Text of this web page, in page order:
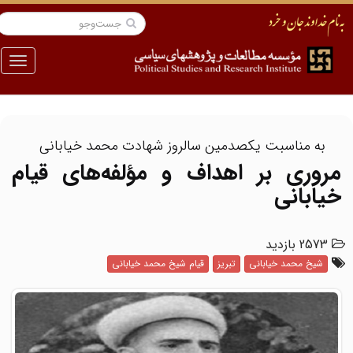
منو
به مناسبت یکصدمین سالروز شهادت محمد خیابانی
مروری بر اهداف و مؤلفه‌های قیام
خیابانی
2573 بازدید
شیخ محمد خیابانی تبریز قیام شیخ محمد خیابانی